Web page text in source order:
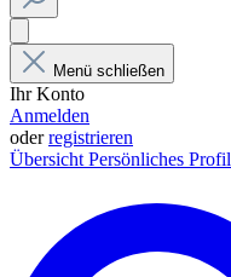
Menü schließen
Ihr Konto
Anmelden
oderregistrieren
Übersicht Persönliches Profil